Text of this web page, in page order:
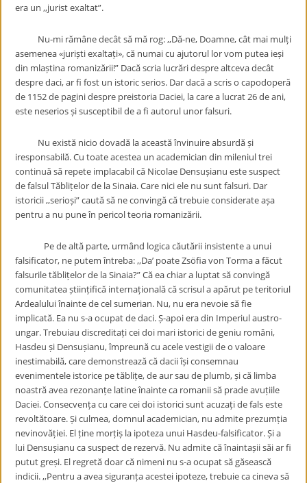
era un ,,jurist exaltat”.
Nu-mi rămâne decât să mă rog: ,,Dă-ne, Doamne, cât mai mulți
asemenea «juriști exaltați», că numai cu ajutorul lor vom putea ieși
din mlaștina romanizării!” Dacă scria lucrări despre altceva decât
despre daci, ar fi fost un istoric serios. Dar dacă a scris o capodoperă
de 1152 de pagini despre preistoria Daciei, la care a lucrat 26 de ani,
este neserios și susceptibil de a fi autorul unor falsuri.
Nu există nicio dovadă la această învinuire absurdă și
iresponsabilă. Cu toate acestea un academician din mileniul trei
continuă să repete implacabil că Nicolae Densușianu este suspect
de falsul Tăblițelor de la Sinaia. Care nici ele nu sunt falsuri. Dar
istoricii ,,serioși” caută să ne convingă că trebuie considerate așa
pentru a nu pune în pericol teoria romanizării.
Pe de altă parte, urmând logica căutării insistente a unui
falsificator, ne putem întreba: ,,Da’ poate Zsöfia von Torma a făcut
falsurile tăblițelor de la Sinaia?” Că ea chiar a luptat să convingă
comunitatea științifică internațională că scrisul a apărut pe teritoriul
Ardealului înainte de cel sumerian. Nu, nu era nevoie să fie
implicată. Ea nu s-a ocupat de daci. Ș-apoi era din Imperiul austro-
ungar. Trebuiau discreditați cei doi mari istorici de geniu români,
Hasdeu și Densușianu, împreună cu acele vestigii de o valoare
inestimabilă, care demonstrează că dacii își consemnau
evenimentele istorice pe tăblițe, de aur sau de plumb, și că limba
noastră avea rezonanțe latine înainte ca romanii să prade avuțiile
Daciei. Consecvența cu care cei doi istorici sunt acuzați de fals este
revoltătoare. Și culmea, domnul academician, nu admite prezumția
nevinovăției. El ține morțiș la ipoteza unui Hasdeu-falsificator. Și a
lui Densușianu ca suspect de rezervă. Nu admite că înaintașii săi ar fi
putut greși. El regretă doar că nimeni nu s-a ocupat să găsească
indicii. ,,Pentru a avea siguranța acestei ipoteze, trebuie ca cineva să